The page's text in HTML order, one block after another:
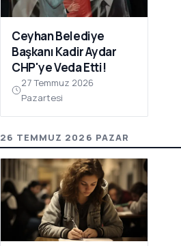
Ceyhan Belediye
Başkanı Kadir Aydar
CHP'ye Veda Etti!
27 Temmuz 2026
Pazartesi
26 TEMMUZ 2026 PAZAR